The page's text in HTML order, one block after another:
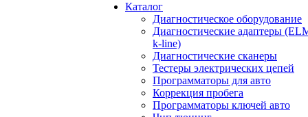
Каталог
Диагностическое оборудование
Диагностические адаптеры
k-line)
Диагностические сканеры
Тестеры электрических цепей
Программаторы для авто
Коррекция пробега
Программаторы ключей авто